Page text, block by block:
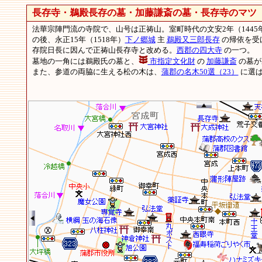
長存寺・鵜殿長存の墓・加藤謙斎の墓・長存寺のマツ
法華宗陣門流の寺院で、山号は正祷山。室町時代の文安2年（
の後、永正15年（1518年） 下ノ郷城主 鵜殿又三郎長存の帰依を受
存院日長に因んで正祷山長存寺と改める。 西郡の四大寺の一つ。
墓地の一角には鵜殿氏の墓と、
市指定文化財の 加藤謙斎の墓が
また、参道の両脇に生える松の木は、 蒲郡の名木50選（23） に選